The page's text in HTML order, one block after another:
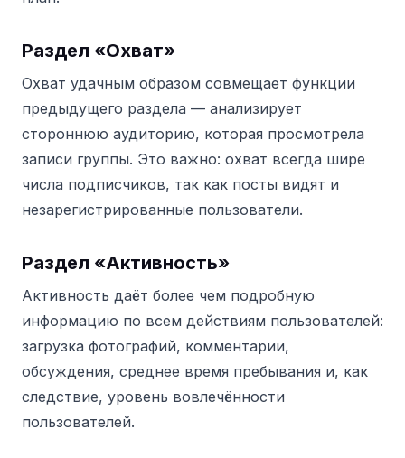
Раздел «Охват»
Охват удачным образом совмещает функции
предыдущего раздела — анализирует
стороннюю аудиторию, которая просмотрела
записи группы. Это важно: охват всегда шире
числа подписчиков, так как посты видят и
незарегистрированные пользователи.
Раздел «Активность»
Активность даёт более чем подробную
информацию по всем действиям пользователей:
загрузка фотографий, комментарии,
обсуждения, среднее время пребывания и, как
следствие, уровень вовлечённости
пользователей.